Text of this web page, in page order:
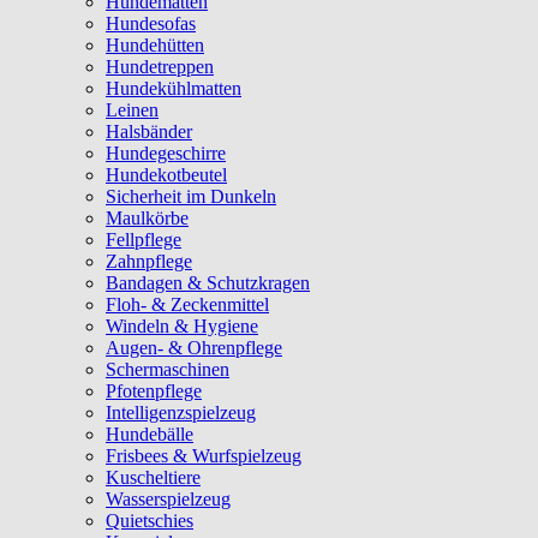
Hundesofas
Hundehütten
Hundetreppen
Hundekühlmatten
Leinen
Halsbänder
Hundegeschirre
Hundekotbeutel
Sicherheit im Dunkeln
Maulkörbe
Fellpflege
Zahnpflege
Bandagen & Schutzkragen
Floh- & Zeckenmittel
Windeln & Hygiene
Augen- & Ohrenpflege
Schermaschinen
Pfotenpflege
Intelligenzspielzeug
Hundebälle
Frisbees & Wurfspielzeug
Kuscheltiere
Wasserspielzeug
Quietschies